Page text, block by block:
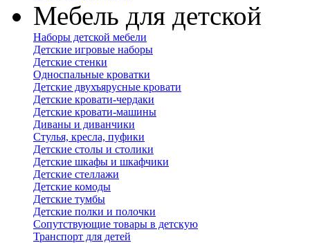
Мебель для детской
Наборы детской мебели
Детские игровые наборы
Детские стенки
Односпальные кроватки
Детские двухъярусные кровати
Детские кровати-чердаки
Детские кровати-машины
Диваны и диванчики
Стулья, кресла, пуфики
Детские столы и столики
Детские шкафы и шкафчики
Детские стеллажи
Детские комоды
Детские тумбы
Детские полки и полочки
Сопутствующие товары в детскую
Транспорт для детей